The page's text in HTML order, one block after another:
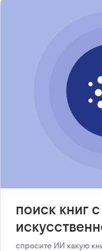
поиск книг
спросите ИИ какую